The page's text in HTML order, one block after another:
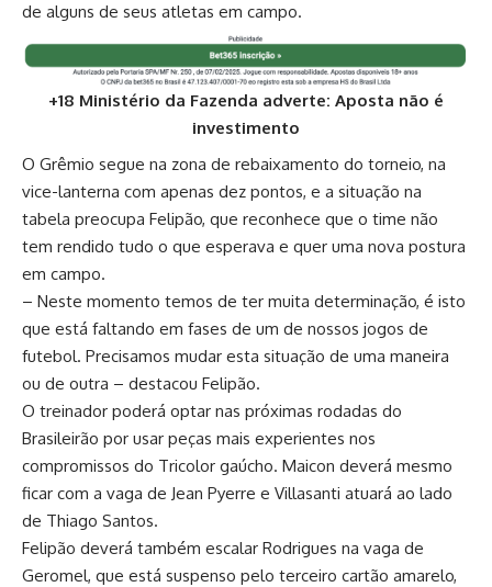
de alguns de seus atletas em campo.
+18 Ministério da Fazenda adverte: Aposta não é
investimento
O Grêmio segue na zona de rebaixamento do torneio, na
vice-lanterna com apenas dez pontos, e a situação na
tabela preocupa Felipão, que reconhece que o time não
tem rendido tudo o que esperava e quer uma nova postura
em campo.
– Neste momento temos de ter muita determinação, é isto
que está faltando em fases de um de nossos jogos de
futebol. Precisamos mudar esta situação de uma maneira
ou de outra – destacou Felipão.
O treinador poderá optar nas próximas rodadas do
Brasileirão por usar peças mais experientes nos
compromissos do Tricolor gaúcho. Maicon deverá mesmo
ficar com a vaga de Jean Pyerre e Villasanti atuará ao lado
de Thiago Santos.
Felipão deverá também escalar Rodrigues na vaga de
Geromel, que está suspenso pelo terceiro cartão amarelo,